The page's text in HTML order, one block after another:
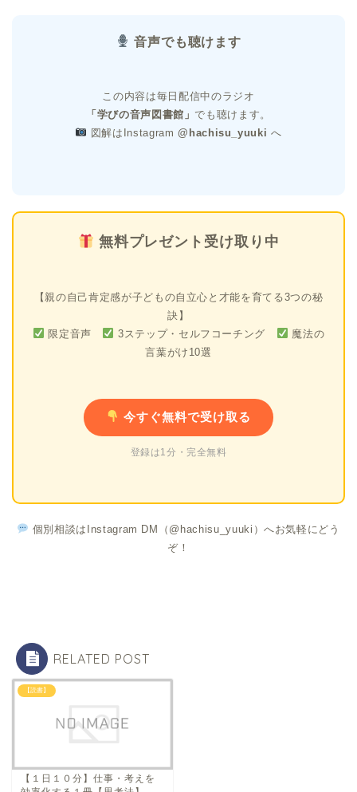
音声でも聴けます
この内容は毎日配信中のラジオ
「学びの音声図書館」 でも聴けます。
図解はInstagram@hachisu_yuuki へ
無料プレゼント受け取り中
【親の自己肯定感が子どもの自立心と才能を育てる3つの秘
訣】
限定音声
3ステップ・セルフコーチング
魔法の
言葉がけ10選
今すぐ無料で受け取る
登録は1分・完全無料
個別相談はInstagram DM（@hachisu_yuuki）へお気軽にどう
ぞ！
RELATED POST
【読書】
【１日１０分】仕事・考えを